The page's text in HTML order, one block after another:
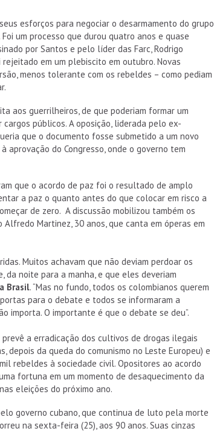
esforços para negociar o desarmamento do grupo
um processo que durou quatro anos e quase
por Santos e pelo líder das Farc, Rodrigo
em um plebiscito em outubro. Novas
menos tolerante com os rebeldes – como pediam
aos guerrilheiros, de que poderiam formar um
públicos. A oposição, liderada pelo ex-
que o documento fosse submetido a um novo
aprovação do Congresso, onde o governo tem
que o acordo de paz foi o resultado de amplo
a paz o quanto antes do que colocar em risco a
de zero. A discussão mobilizou também os
Martinez, 30 anos, que canta em óperas em
Muitos achavam que não deviam perdoar os
noite para a manha, e que eles deveriam
Brasil. “Mas no fundo, todos os colombianos querem
para o debate e todos se informaram a
importa. O importante é que o debate se deu”.
a erradicação dos cultivos de drogas ilegais
depois da queda do comunismo no Leste Europeu) e
rebeldes à sociedade civil. Opositores ao acordo
fortuna em um momento de desaquecimento da
eleições do próximo ano.
governo cubano, que continua de luto pela morte
na sexta-feira (25), aos 90 anos. Suas cinzas